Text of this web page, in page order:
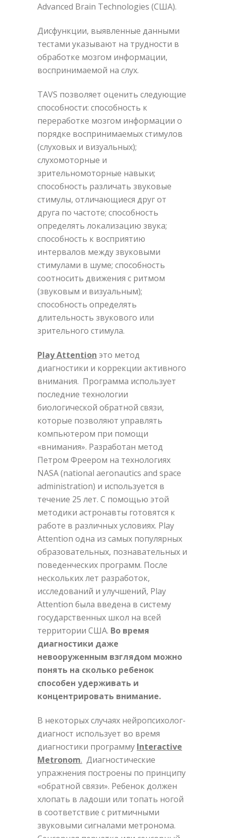
Advanced Brain Technologies (США).
Дисфункции, выявленные данными
тестами указывают на трудности в
обработке мозгом информации,
воспринимаемой на слух.
TAVS позволяет оценить следующие
способности: способность к
переработке мозгом информации о
порядке воспринимаемых стимулов
(слуховых и визуальных);
слухомоторные и
зрительномоторные навыки;
способность различать звуковые
стимулы, отличающиеся друг от
друга по частоте; способность
определять локализацию звука;
способность к восприятию
интервалов между звуковыми
стимулами в шуме; способность
соотносить движения с ритмом
(звуковым и визуальным);
способность определять
длительность звукового или
зрительного стимула.
Play Attention это метод
диагностики и коррекции активного
внимания. Программа использует
последние технологии
биологической обратной связи,
которые позволяют управлять
компьютером при помощи
«внимания». Разработан метод
Петром Фреером на технологиях
NASA (national aeronautics and space
administration) и используется в
течение 25 лет. С помощью этой
методики астронавты готовятся к
работе в различных условиях. Play
Attention одна из самых популярных
образовательных, познавательных и
поведенческих программ. После
нескольких лет разработок,
исследований и улучшений, Play
Attention была введена в систему
государственных школ на всей
территории США. Во время
диагностики даже
невооруженным взглядом можно
понять на сколько ребенок
способен удерживать и
концентрировать внимание.
В некоторых случаях нейропсихолог-
диагност использует во время
диагностики программу Interactive
Metronom. Диагностические
упражнения построены по принципу
«обратной связи». Ребенок должен
хлопать в ладоши или топать ногой
в соответствие с ритмичными
звуковыми сигналами метронома.